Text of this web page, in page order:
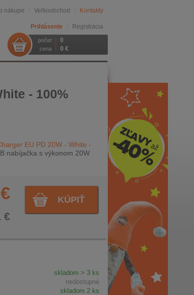
nákupe Veľkoobchod Kontakty
Prihlásenie Registrácia
počet 0
cena 0 €
- 100%
EU PD 20W - White -
nabíjačka s výkonom 20W
KÚPIŤ
€
skladom > 3 ks
nedostupné
skladom 2 ks